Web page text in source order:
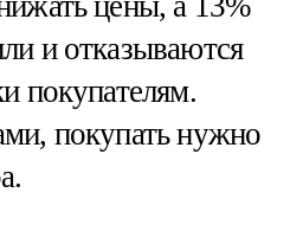
и отказываются
покупателям.
покупать нужно